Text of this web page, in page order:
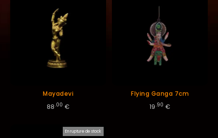
Mayadevi
88.00 €
Flying Ganga 7cm
19.90 €
En rupture de stock